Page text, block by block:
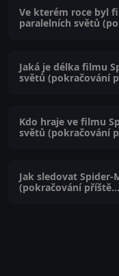
Ve kterém roce byl
paralelních světů
Jaká je délka filmu
světů (pokračování
Kdo hraje ve filmu
světů (pokračování
Jak sledovat
(pokračování